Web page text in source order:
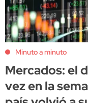
Minuto a minuto
Mercados: el
vez en la